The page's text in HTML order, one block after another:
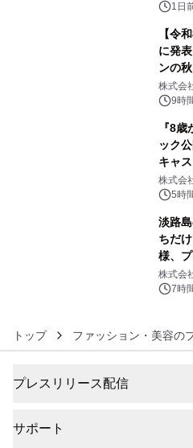
ボグッ
1日
【令
に発
ンの
秋田
るパ
株式会
9時
『8
ック
キャ
株式会
5時
淡路
ちだ
様、
きで
素泊り
株式会
7時
トップ ファッション・美容の
プレスリリース配信
サポート